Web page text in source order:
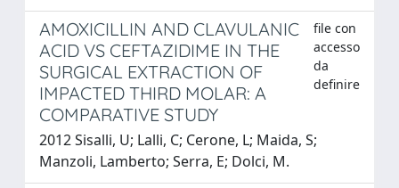
AMOXICILLIN AND CLAVULANIC
ACID VS CEFTAZIDIME IN THE
SURGICAL EXTRACTION OF
IMPACTED THIRD MOLAR: A
COMPARATIVE STUDY
file con
accesso
da
definire
2012 Sisalli, U; Lalli, C; Cerone, L; Maida, S;
Manzoli, Lamberto; Serra, E; Dolci, M.